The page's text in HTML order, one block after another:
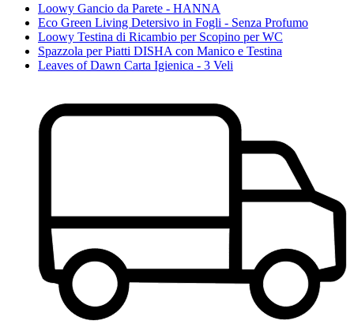
Loowy Gancio da Parete - HANNA
Eco Green Living Detersivo in Fogli - Senza Profumo
Loowy Testina di Ricambio per Scopino per WC
Spazzola per Piatti DISHA con Manico e Testina
Leaves of Dawn Carta Igienica - 3 Veli